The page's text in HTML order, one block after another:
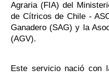
Agraria (FIA) del
de Cítricos de Chile -
Ganadero (SAG) y la
(AGV).
Este servicio nació con